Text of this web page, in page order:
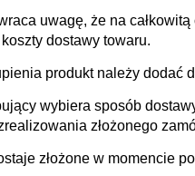
uwagę, że na
dostawy towaru.
produkt należy dodać
wybiera sposób
złożonego
złożone w momencie